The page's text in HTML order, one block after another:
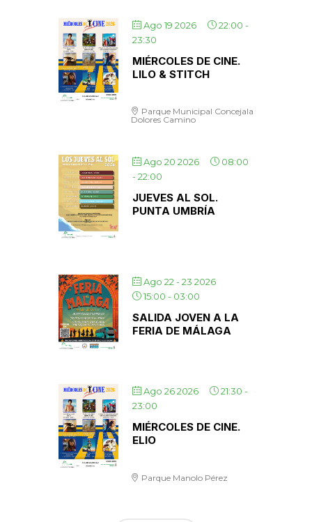
Ago 19 2026 22:00 -
23:30
MIÉRCOLES DE CINE.
LILO & STITCH
Parque Municipal Concejala
Dolores Camino
Ago 20 2026
08:00
-22:00
JUEVES AL SOL.
PUNTA UMBRÍA
Ago 22 - 23 2026
15:00 - 03:00
SALIDA JOVEN A LA
FERIA DE MÁLAGA
Ago 26 2026 21:30 -
23:00
MIÉRCOLES DE CINE.
ELIO
Parque Manolo Pérez